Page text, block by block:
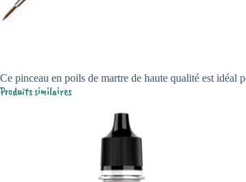
Ce pinceau en poils de martre de haute qualité est idéal
Produits similaires